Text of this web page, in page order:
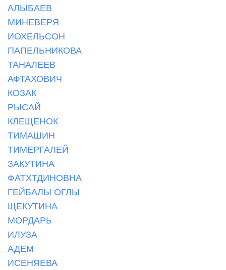
АЛЫБАЕВ
МИНЕВЕРЯ
ИОХЕЛЬСОН
ПАПЕЛЬНИКОВА
ТАНАЛЕЕВ
АФТАХОВИЧ
КОЗАК
РЫСАЙ
КЛЕЩЕНОК
ТИМАШИН
ТИМЕРГАЛЕЙ
ЗАКУТИНА
ФАТХТДИНОВНА
ГЕЙБАЛЫ ОГЛЫ
ЩЕКУТИНА
МОРДАРЬ
ИЛУЗА
АДЕМ
ИСЕНЯЕВА